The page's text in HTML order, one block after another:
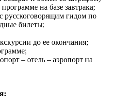
на базе завтрака;
русскоговорящим гидом по
билеты;
до ее окончания;
– отель – аэропорт на